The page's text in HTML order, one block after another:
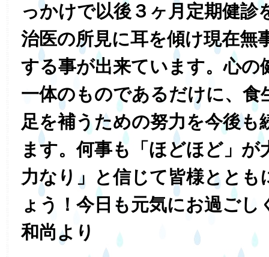
っかけで以後３ヶ月定期健診
治医の所見に耳を傾け現在無
する事が出来ています。心の
一体のものであるだけに、食
足を補うための努力を今後も
ます。何事も「ほどほど」が
力なり」と信じて皆様ととも
ょう！今日も元気にお過ごし
和尚より